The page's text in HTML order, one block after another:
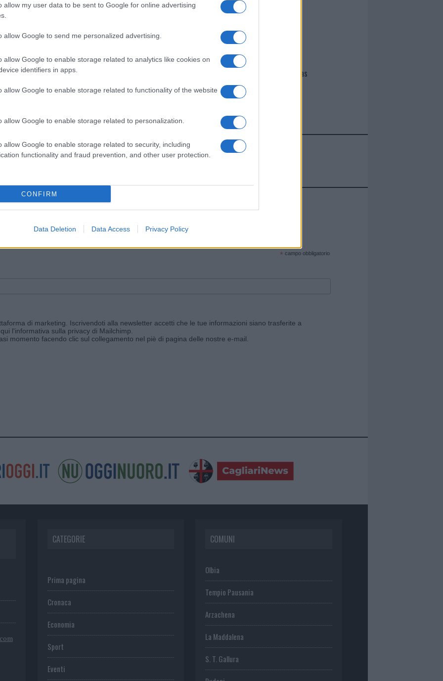
allow my user data to be sent to Google for online advertising
allow Google to send me personalized advertising.
allow Google to enable storage related to analytics like cookies on
identifiers in apps.
allow Google to enable storage related to functionality of the website
allow Google to enable storage related to personalization.
allow Google to enable storage related to security, including
functionality and fraud prevention, and other user protection.
CONFIRM
Data Deletion Data Access Privacy Policy
I nostri cari
Giovannimaria Cabras
Invia un Comunicato Stampa|Pubblicità|Segnala
e ricevi le nostre email periodiche contenenti le ultime notizie pubblicate sul sito web!
* campo obbligatorio
di marketing. Iscrivendoti alla newsletter accetti che le tue informazioni siano trasferite a
l'informativa sulla privacy di Mailchimp
momento facendo clic sul collegamento nel piè di pagina delle nostre e-mail.
CATEGORIE
Prima pagina
Cronaca
Economia
Sport
Eventi
COMUNI
Olbia
Tempio Pausania
Arzachena
La Maddalena
S. T. Gallura